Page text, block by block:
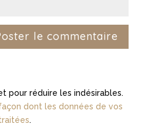
pour réduire les indésirables.
dont les données de vos
.